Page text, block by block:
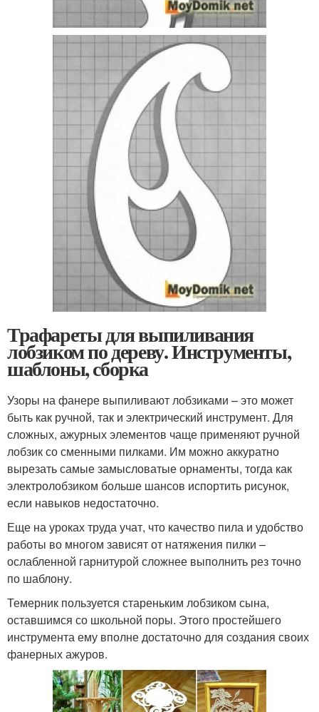
Трафареты для выпиливания
лобзиком по дереву. Инструменты,
шаблоны, сборка
Узоры на фанере выпиливают лобзиками – это может
быть как ручной, так и электрический инструмент. Для
сложных, ажурных элементов чаще применяют ручной
лобзик со сменными пилками. Им можно аккуратно
вырезать самые замысловатые орнаменты, тогда как
электролобзиком больше шансов испортить рисунок,
если навыков недостаточно.
Еще на уроках труда учат, что качество пила и удобство
работы во многом зависят от натяжения пилки –
ослабленной гарнитурой сложнее выполнить рез точно
по шаблону.
Темерник пользуется стареньким лобзиком сына,
оставшимся со школьной поры. Этого простейшего
инструмента ему вполне достаточно для создания своих
фанерных ажуров.